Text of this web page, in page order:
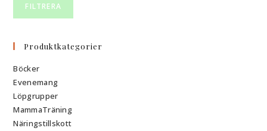
FILTRERA
Produktkategorier
Böcker
Evenemang
Löpgrupper
MammaTräning
Näringstillskott